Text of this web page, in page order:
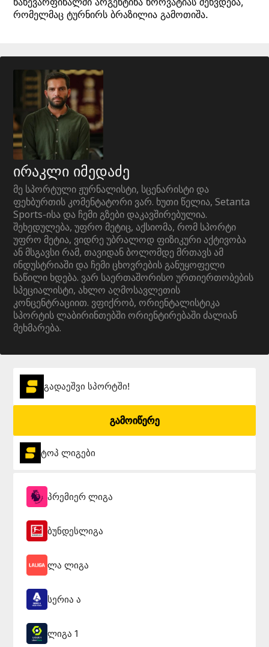
რომელმაც ტურნირს ბრაზილია გამოთიშა.
ირაკლი იმედაძე
მე სპორტული ჟურნალისტი, სცენარისტი და
ფეხბურთის კომენტატორი ვარ. ხუთი წელია, Setanta
Sports-ისა და ჩემი გზები დაკავშირებულია.
შეხედულება, უფრო მეტიც, აქსიომა, რომ სპორტი
უფრო მეტია, ვიდრე უბრალოდ ფიზიკური აქტივობა
ან მსგავსი რამ, თავიდან ბოლომდე მრთავს ამ
ინდუსტრიაში და ჩემი ცხოვრების განუყოფელი
ნაწილი ხდება. ვარ საერთაშორისო ურთიერთობების
სპეციალისტი, ახლო აღმოსავლეთის
კონცენტრაციით. ვფიქრობ, ორიენტალისტიკა
სპორტის ლაბირინთებში ორიენტირებაში ძალიან
მეხმარება.
გადაეშვი სპორტში!
გამოიწერე
ტოპ ლიგები
პრემიერ ლიგა
ბუნდესლიგა
ლა ლიგა
სერია ა
ლიგა 1